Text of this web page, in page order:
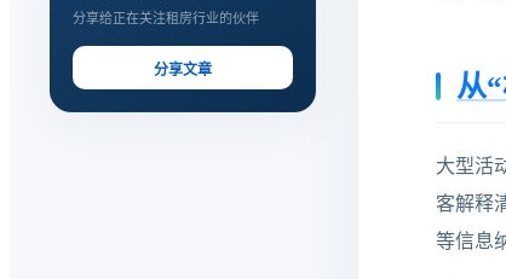
分享给正在关注租房行业的伙伴
分享文章
从
大型活
客解释
等信息